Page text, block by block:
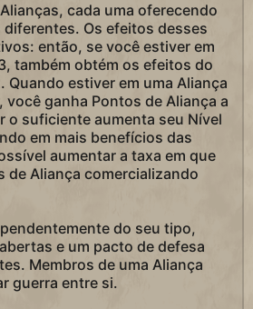
cada uma oferecendo
Os efeitos desses
então, se você estiver em
também obtém os efeitos do
Quando estiver em uma Aliança
ganha Pontos de Aliança a
o suficiente aumenta seu Nível
em mais benefícios das
aumentar a taxa em que
de Aliança comercializando
do seu tipo,
e um pacto de defesa
Membros de uma Aliança
guerra entre si.